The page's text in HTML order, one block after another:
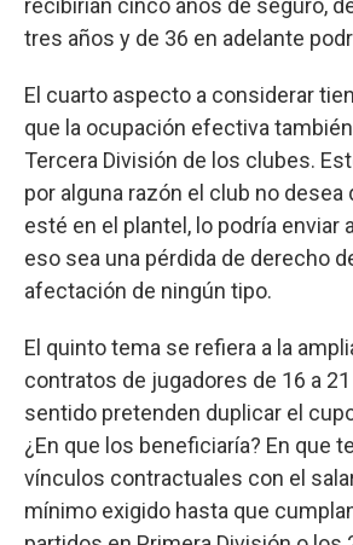
recibirían cinco años de seguro,
tres años y de 36 en adelante
El cuarto aspecto a considerar
que la ocupación efectiva
Tercera División de los clubes.
por alguna razón el club no desea
esté en el plantel, lo podría enviar
eso sea una pérdida de derecho
afectación de ningún tipo.
El quinto tema se refiera a la
contratos de jugadores de 16 a
sentido pretenden duplicar el
¿En que los beneficiaría? En que
vínculos contractuales con el
mínimo exigido hasta que